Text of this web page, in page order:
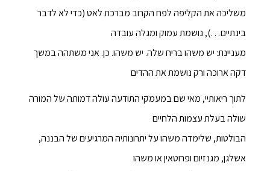
משליכה את הקליפה לפח הקרוב מברכת לאט (כדי לא לדבר
בינתיים…), נושמת עמוק ומגלה עובדה
מעניינת: יש משהו בריח שלה. יש משהו. כן. אני משתהה במשך
דקה ארוכה ורק נושמת את ההדים
לתוך ריאותיי, מאי שם במעמקי התודעה עולה דמותה של המורה
שולה בעלת עצמות הלחיים
הבולטות, שלימדה משהו על יתרונותיה המרגיעים של הבננה,
אשלגן, מגנזיום ופרוטאין או משהו